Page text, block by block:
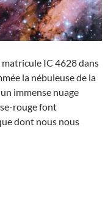
IC 4628 dans
la nébuleuse de la
immense nuage
rouge font
dont nous nous
la nébuleuse de la